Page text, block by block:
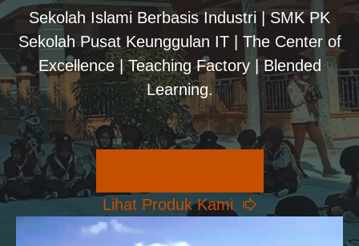
Sekolah Islami Berbasis Industri | SMK PK
Sekolah Pusat Keunggulan IT | The Center of
Excellence | Teaching Factory | Blended
Learning.
Lihat Produk Kami